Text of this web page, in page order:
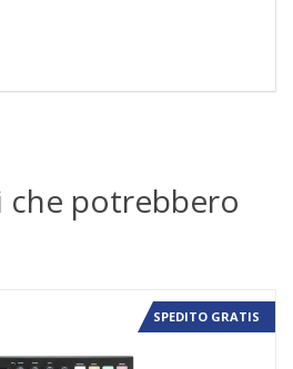
potrebbero
SPEDITO GRATIS